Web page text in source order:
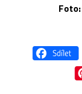
Foto: